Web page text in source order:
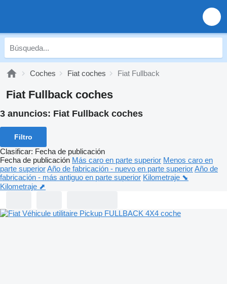
Coches Fiat coches Fiat Fullback
Fiat Fullback coches
3 anuncios: Fiat Fullback coches
Filtro
Clasificar: Fecha de publicación
Fecha de publicación Más caro en parte superior Menos caro en
parte superiorAño de fabricación - nuevo en parte superiorAño de
fabricación - más antiguo en parte superior Kilometraje ⬊
Kilometraje ⬈